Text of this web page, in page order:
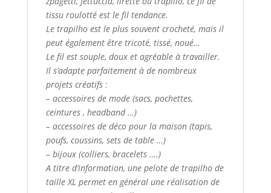
tissu roulotté est le fil tendance.
Le trapilho est le plus souvent crocheté, mais il
peut également être tricoté, tissé, noué…
Le fil est souple, doux et agréable à travailler.
Il s’adapte parfaitement à de nombreux
projets créatifs :
– accessoires de mode (sacs, pochettes,
ceintures , headband …)
– accessoires de déco pour la maison (tapis,
poufs, coussins, sets de table …)
– bijoux (colliers, bracelets ….)
A titre d’information, une pelote de trapilho de
taille XL permet en général une réalisation de